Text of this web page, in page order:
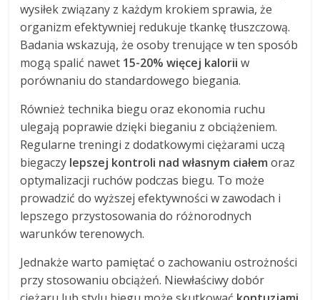
wysiłek związany z każdym krokiem sprawia, że
organizm efektywniej redukuje tkankę tłuszczową.
Badania wskazują, że osoby trenujące w ten sposób
mogą spalić nawet 15-20% więcej kalorii w
porównaniu do standardowego biegania.
Również technika biegu oraz ekonomia ruchu
ulegają poprawie dzięki bieganiu z obciążeniem.
Regularne treningi z dodatkowymi ciężarami uczą
biegaczy lepszej kontroli nad własnym ciałem oraz
optymalizacji ruchów podczas biegu. To może
prowadzić do wyższej efektywności w zawodach i
lepszego przystosowania do różnorodnych
warunków terenowych.
Jednakże warto pamiętać o zachowaniu ostrożności
przy stosowaniu obciążeń. Niewłaściwy dobór